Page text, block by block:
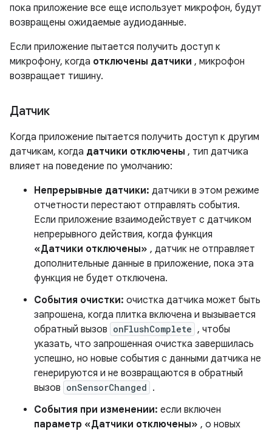
пока приложение все еще использует микрофон, будут
возвращены ожидаемые аудиоданные.
Если приложение пытается получить доступ к
микрофону, когда отключены датчики , микрофон
возвращает тишину.
Датчик
Когда приложение пытается получить доступ к другим
датчикам, когда датчики отключены , тип датчика
влияет на поведение по умолчанию:
Непрерывные датчики: датчики в этом режиме
отчетности перестают отправлять события.
Если приложение взаимодействует с датчиком
непрерывного действия, когда функция
«Датчики отключены» , датчик не отправляет
дополнительные данные в приложение, пока эта
функция не будет отключена.
События очистки: очистка датчика может быть
запрошена, когда плитка включена и вызывается
обратный вызов onFlushComplete , чтобы
указать, что запрошенная очистка завершилась
успешно, но новые события с данными датчика не
генерируются и не возвращаются в обратный
вызов onSensorChanged .
События при изменении: если включен
параметр «Датчики отключены» , о новых